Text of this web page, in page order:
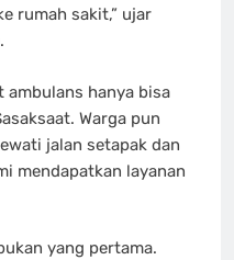
rumah sakit,” ujar
ambulans hanya bisa
Warga pun
jalan setapak dan
mendapatkan layanan
yang pertama.